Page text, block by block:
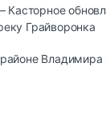
Касторное
Грайворонка